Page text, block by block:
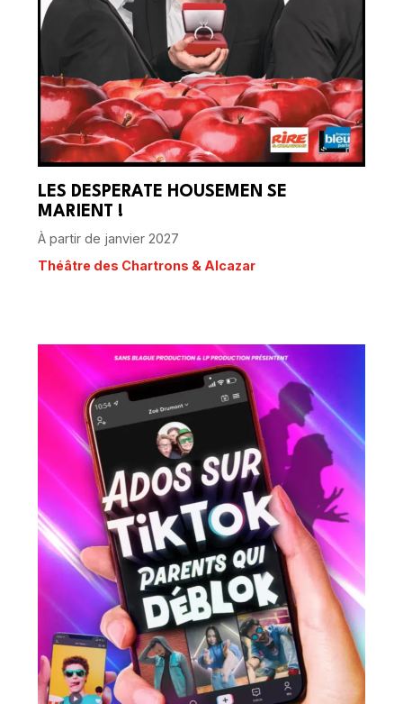
LES DESPERATE HOUSEMEN SE
MARIENT !
À partir de janvier 2027
Théâtre des Chartrons & Alcazar